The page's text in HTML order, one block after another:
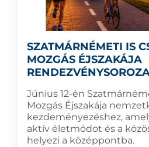
SZATMÁRNÉMETI IS
MOZGÁS ÉJSZAKÁJA
Június 12-én
Mozgás Éjszakája
kezdeményezéshez,
aktív életmódot és a
helyezi a középpontba.